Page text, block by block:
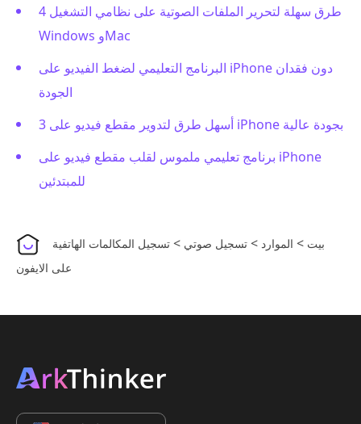
4 طرق سهلة لتحرير الملفات الصوتية على نظامي التشغيل
Windows وMac
البرنامج التعليمي لضغط الفيديو على iPhone دون فقدان
الجودة
3 أسهل طرق لتدوير مقطع فيديو على iPhone بجودة عالية
برنامج تعليمي ملموس لقلب مقطع فيديو على iPhone
للمبتدئين
بيت > الموارد > تسجيل صوتي > تسجيل المكالمات الهاتفية
على الايفون